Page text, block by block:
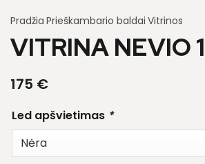
Pradžia Prieškambario baldai Vitrinos
VITRINA NEVIO
175 €
Led apšvietimas *